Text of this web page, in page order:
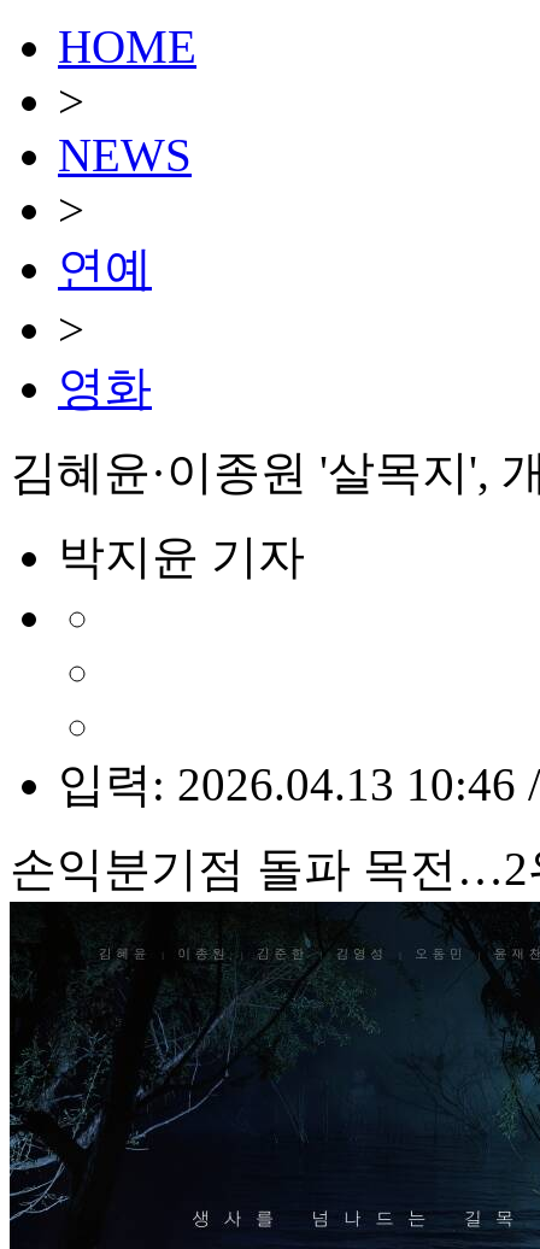
HOME
>
NEWS
>
연예
>
영화
김혜윤·이종원 '살목지',
박지윤 기자
입력: 2026.04.13 10:46
손익분기점 돌파 목전